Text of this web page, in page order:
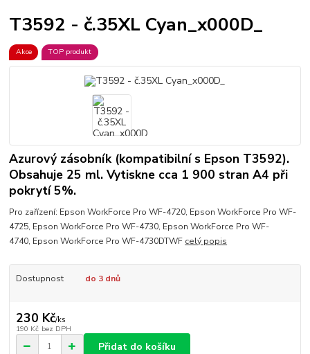
T3592 - č.35XL Cyan_x000D_
Akce TOP produkt
Azurový zásobník (kompatibilní s Epson T3592).
Obsahuje 25 ml. Vytiskne cca 1 900 stran A4 při
pokrytí 5%.
Pro zařízení: Epson WorkForce Pro WF-4720, Epson WorkForce Pro WF-
4725, Epson WorkForce Pro WF-4730, Epson WorkForce Pro WF-
4740, Epson WorkForce Pro WF-4730DTWF celý popis
Dostupnost do 3 dnů
230 Kč/ks
190 Kč bez DPH
Přidat do košíku